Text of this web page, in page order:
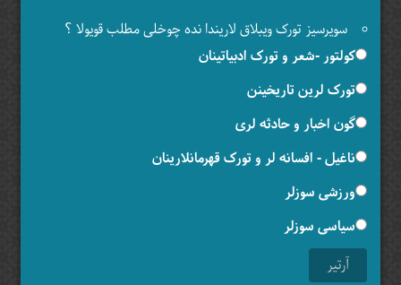
سویرسیز تورک ویبلاق لاریندا نده چوخلی مطلب قویولا ؟
کولتور -شعر و تورک ادبیاتینان
تورک لرین تاریخینن
گون اخبار و حادثه لری
ناغیل - افسانه لر و تورک قهرمانلارینان
ورزشی سوزلر
سیاسی سوزلر